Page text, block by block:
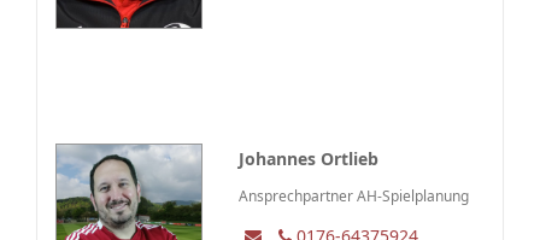
Johannes Ortlieb
Ansprechpartner AH-Spielplanung